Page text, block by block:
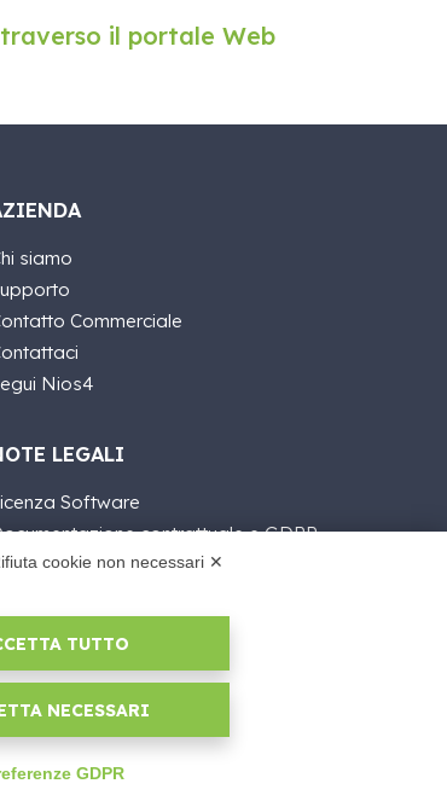
il portale Web
siamo
Commerciale
Nios4
LEGALI
Software
contrattuale e GDPR
generali di fornitura
cookie
cookie non necessari ✕
TUTTO
NECESSARI
GDPR